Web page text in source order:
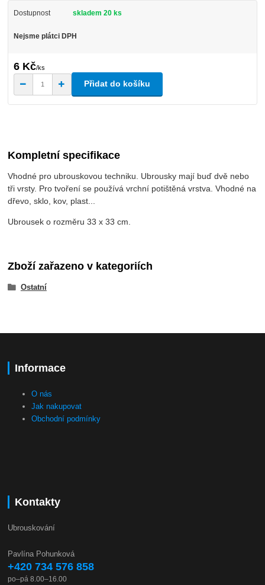
Dostupnost skladem 20 ks
Nejsme plátci DPH
6 Kč/ks
Přidat do košíku
Kompletní specifikace
Vhodné pro ubrouskovou techniku. Ubrousky mají buď dvě nebo
tři vrsty. Pro tvoření se používá vrchní potištěná vrstva. Vhodné na
dřevo, sklo, kov, plast...
Ubrousek o rozměru 33 x 33 cm.
Zboží zařazeno v kategoriích
Ostatní
Informace
O nás
Jak nakupovat
Obchodní podmínky
Kontakty
Ubrouskování
Pavlína Pohunková
+420 734 576 858
po–pá 8.00–16.00